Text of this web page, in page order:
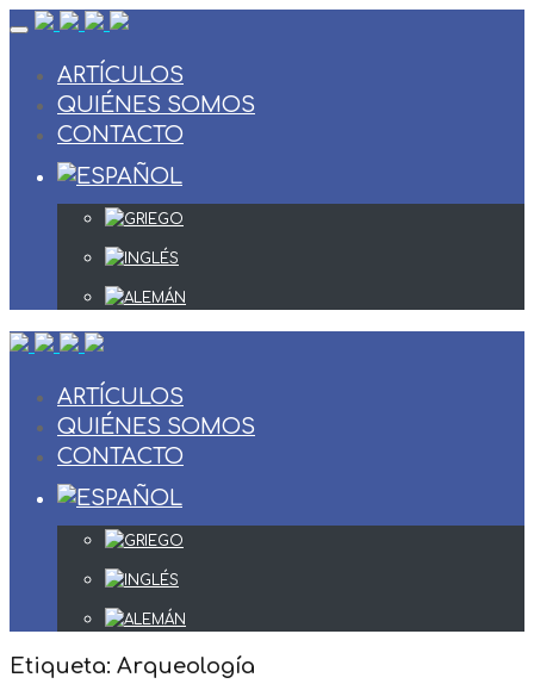
Skip
contentARTÍCULOS
QUIÉNES SOMOS
CONTACTO
ARTÍCULOS
QUIÉNES SOMOS
CONTACTO
Etiqueta: Arqueología